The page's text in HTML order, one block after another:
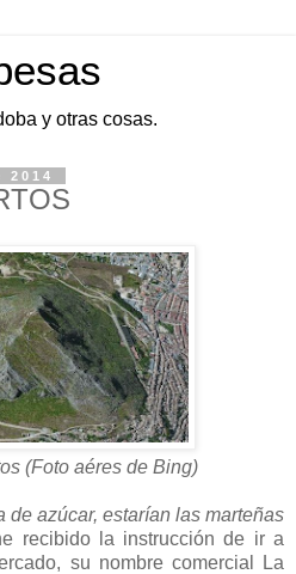
y otras cosas.
(Foto aéres de Bing)
de azúcar, estarían las marteñas
recibido la instrucción de ir a
su nombre comercial La